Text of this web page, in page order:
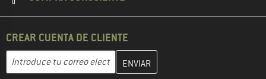
CREAR CUENTA DE CLIENTE
Dirección de correo electrónico
Introduce aquí tu dirección de correo electrónico y crea tu